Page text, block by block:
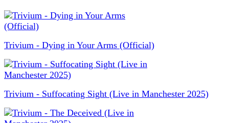
Trivium - Dying in Your Arms (Official)
Trivium - Suffocating Sight (Live in Manchester 2025)